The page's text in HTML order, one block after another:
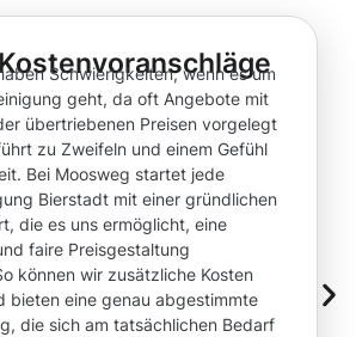
Schwierigkeiten, wenn es um
geht, da oft Angebote mit
übertriebenen Preisen vorgelegt
zu Zweifeln und einem Gefühl
Bei Moosweg startet jede
Bierstadt mit einer gründlichen
die es uns ermöglicht, eine
faire Preisgestaltung
können wir zusätzliche Kosten
bieten eine genau abgestimmte
die sich am tatsächlichen Bedarf